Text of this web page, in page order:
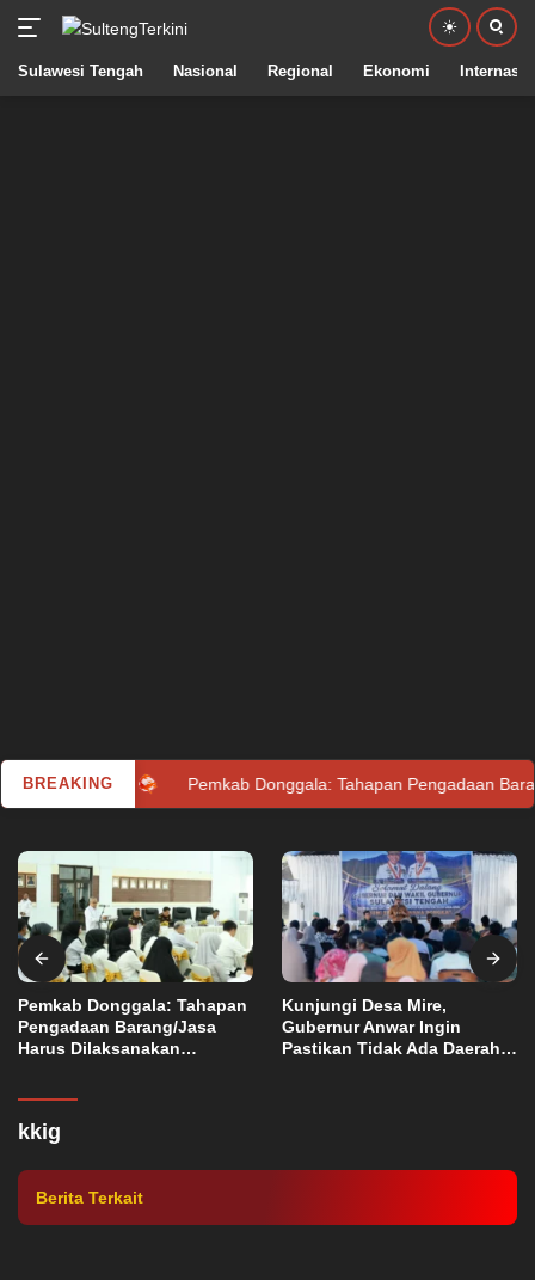
Sulawesi Tengah Nasional Regional Ekonomi
BREAKINGPemkab Donggala: Tahapan Pengadaan Barang/Jasa
Pemkab Donggala: Tahapan
Pengadaan Barang/Jasa
Harus Dilaksanakan
Kunjungi Desa Mire,
Gubernur Anwar Ingin
Pastikan Tidak Ada Daerah
kkig
Pelantikan Pengurus KKIG Sulteng,
Gubernur Rusdy Harap Warga Gorontalo
Bersama-sama Bangun Daerah
Berita Terkait